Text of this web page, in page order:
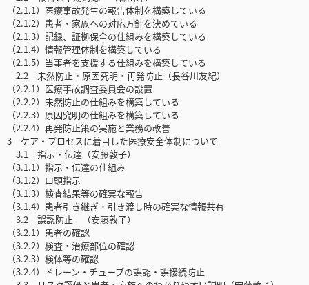
（2.1.1）医療事故発生の報告体制を構築している
（2.1.2）患者・家族への対応方針を決めている
（2.1.3）記録、証拠保全の仕組みを構築している
（2.1.4）情報管理体制を構築している
（2.1.5）当事者を支援する仕組みを構築している
2.2 未然防止・原因究明・再発防止（長谷川友紀）
（2.2.1）医療事故調査委員会の設置
（2.2.2）未然防止の仕組みを構築している
（2.2.3）原因究明の仕組みを構築している
（2.2.4）再発防止策の実施と業務の改善
3 ケア・プロセスに着目した医療安全体制について
3.1 指示・伝達（安藤敦子）
（3.1.1）指示・伝達の仕組み
（3.1.2）口頭指示
（3.1.3）検査結果等の確実な報告
（3.1.4）患者引き継ぎ・引き渡し時の確実な情報共有
3.2 誤認防止 （安藤敦子）
（3.2.1）患者の確認
（3.2.2）検査・治療部位の確認
（3.2.3）検体等の確認
（3.2.4）ドレーン・チューブの誤認・誤接続防止